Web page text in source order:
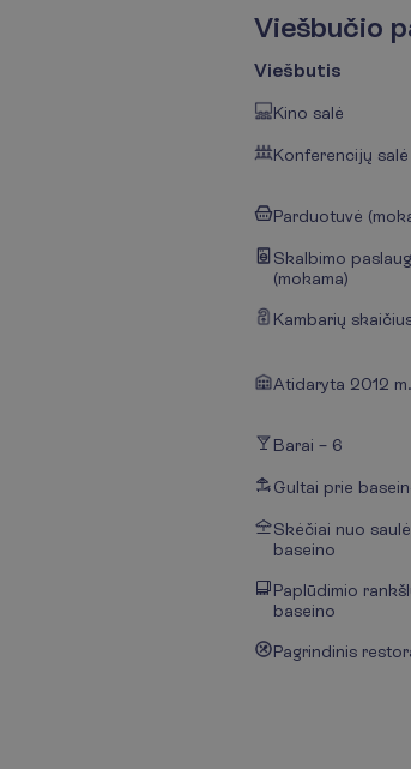
Viešbučio p
Viešbutis
Kino salė
Konferencijų salė
Parduotuvė
Skalbimo
(mokama)
Kambarių
Atidaryta 2012 m.
Barai – 6
Gultai prie
Skėčiai nuo
baseino
Paplūdimio
baseino
Pagrindinis